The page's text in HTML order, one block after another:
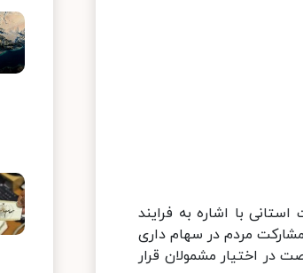
با اشاره به فرایند
مردم در سهام داری
در اختیار مشمولان قرار